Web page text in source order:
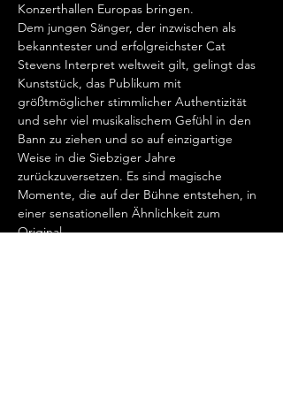
Konzerthallen Europas bringen.
Dem jungen Sänger, der inzwischen als
bekanntester und erfolgreichster Cat
Stevens Interpret weltweit gilt, gelingt das
Kunststück, das Publikum mit
größtmöglicher stimmlicher Authentizität
und sehr viel musikalischem Gefühl in den
Bann zu ziehen und so auf einzigartige
Weise in die Siebziger Jahre
zurückzuversetzen. Es sind magische
Momente, die auf der Bühne entstehen, in
einer sensationellen Ähnlichkeit zum
Original.